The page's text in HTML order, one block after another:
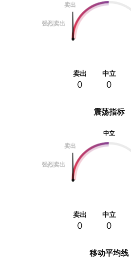
震荡指标
中立
卖出
强烈卖出
卖出
0
中立
0
卖出
强烈卖出
卖出
0
中立
0
移动平均线